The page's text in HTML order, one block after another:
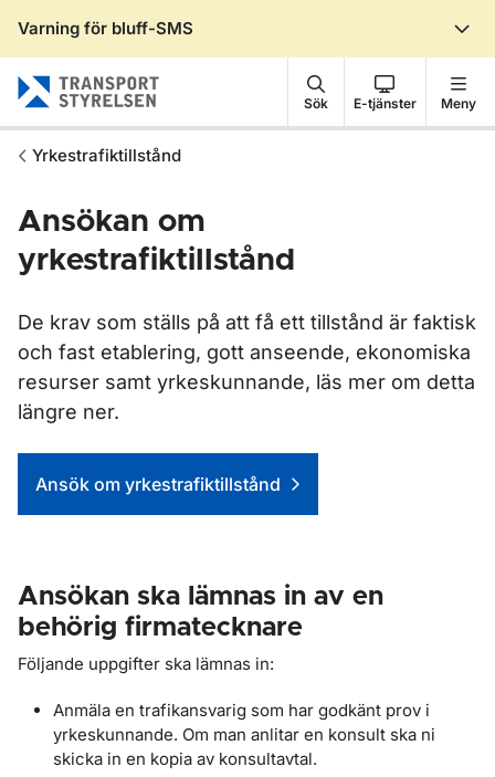
Varning för bluff-SMS
Sök E-tjänster Meny
Yrkestrafiktillstånd
Ansökan om
yrkestrafiktillstånd
De krav som ställs på att få ett tillstånd är faktisk
och fast etablering, gott anseende, ekonomiska
resurser samt yrkeskunnande, läs mer om detta
längre ner.
Ansök om yrkestrafiktillstånd
Ansökan ska lämnas in av en
behörig firmatecknare
Följande uppgifter ska lämnas in:
Anmäla en trafikansvarig som har godkänt prov i
yrkeskunnande. Om man anlitar en konsult ska ni
skicka in en kopia av konsultavtal.